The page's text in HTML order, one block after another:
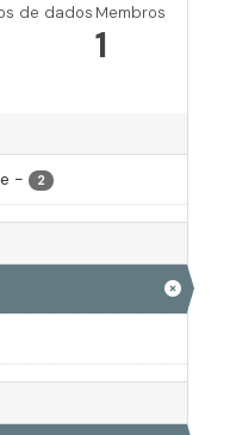
de dados Membros
1
- 2